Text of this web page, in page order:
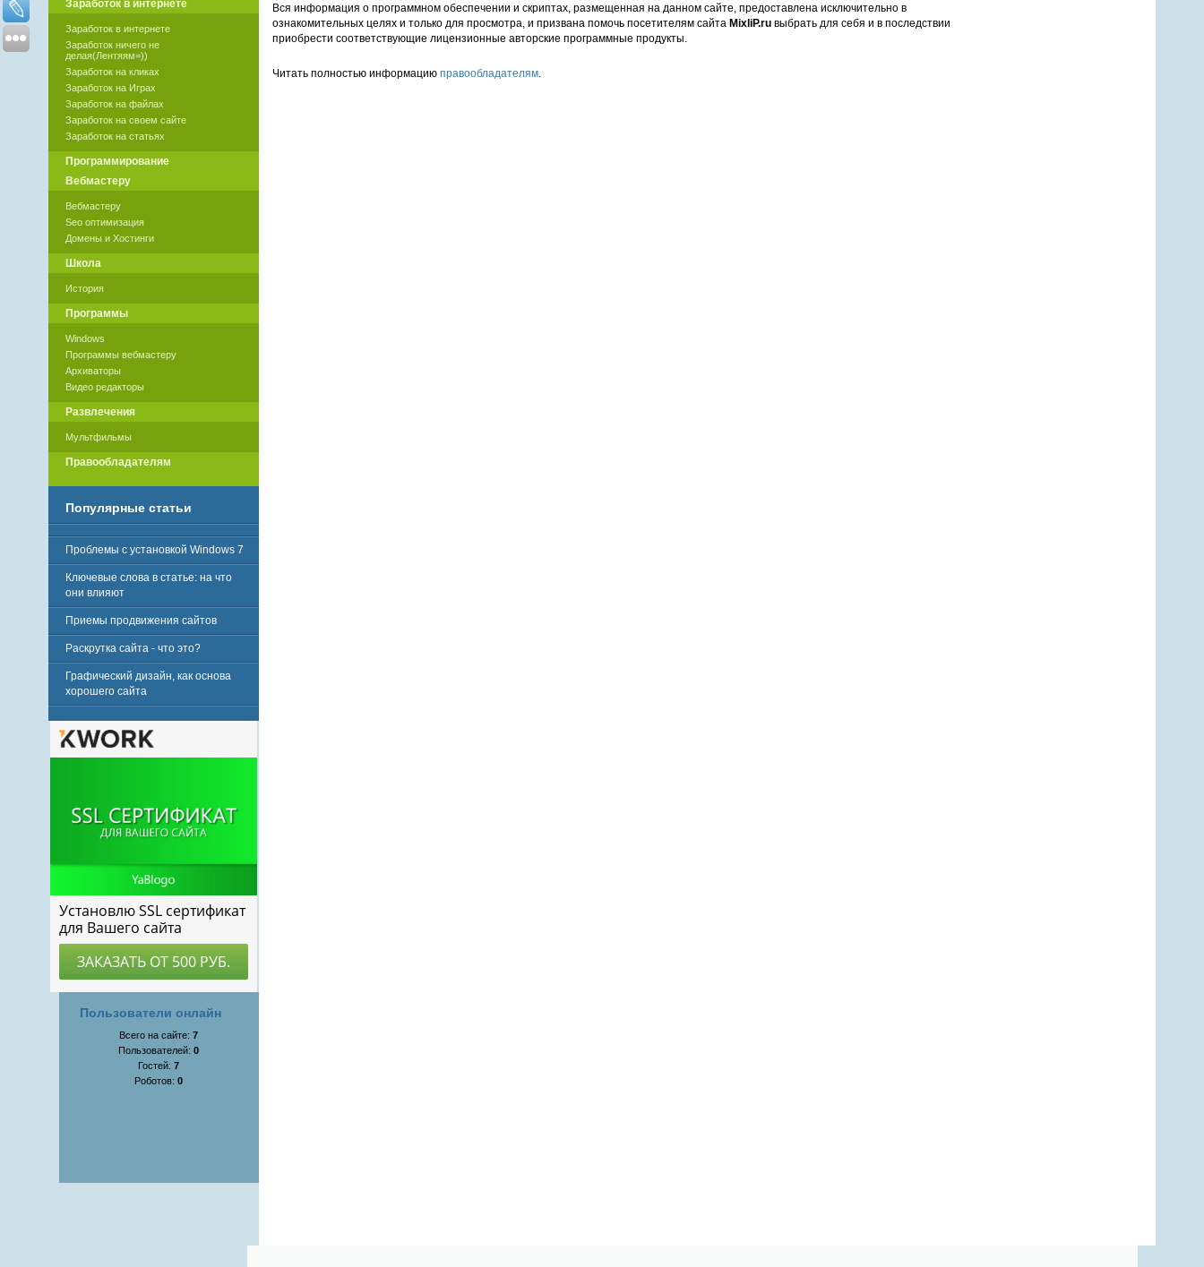
Вся информация о программном обеспечении и скриптах, размещенная на данном сайте, предоставлена исключительно в
ознакомительных целях и только для просмотра, и призвана помочь посетителям сайта MixliP.ruвыбрать для себя и в последствии
приобрести соответствующие лицензионные авторские программные продукты.
Читать полностью информацию правообладателям.
Заработок в интернете
Заработок в интернете
Заработок ничего не
делая(Лентяям=))
Заработок на кликах
Заработок на Играх
Заработок на файлах
Заработок на своем сайте
Заработок на статьях
Программирование
Вебмастеру
Вебмастеру
Seo оптимизация
Домены и Хостинги
Школа
История
Программы
Windows
Программы вебмастеру
Архиваторы
Видео редакторы
Развлечения
Мультфильмы
Правообладателям
Популярные статьи
Проблемы с установкой Windows 7
Ключевые слова в статье: на что
они влияют
Приемы продвижения сайтов
Раскрутка сайта - что это?
Графический дизайн, как основа
хорошего сайта
Пользователи онлайн
Всего на сайте:7
Пользователей:0
Гостей:7
Роботов:0